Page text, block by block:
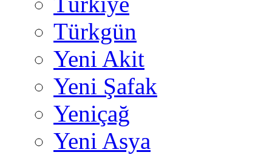
Türkgün
Yeni Akit
Yeni Şafak
Yeniçağ
Yeni Asya